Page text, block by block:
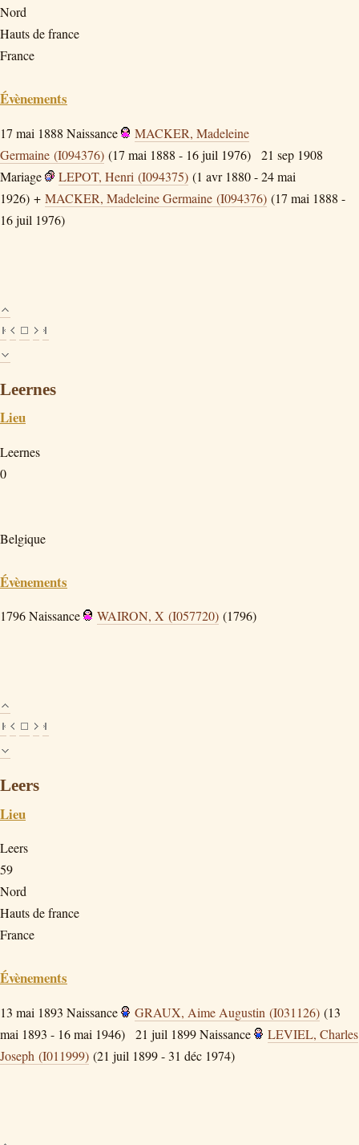
Nord
Hauts de france
France
Évènements
17 mai 1888 Naissance
MACKER, Madeleine
Germaine (I094376) (17 mai 1888 - 16 juil 1976)
21 sep 1908
Mariage
LEPOT, Henri (I094375) (1 avr 1880 - 24 mai
1926) + MACKER, Madeleine Germaine (I094376) (17 mai 1888 -
16 juil 1976)
Leernes
Lieu
Leernes
0
Belgique
Évènements
1796Naissance WAIRON, X (I057720) (1796)
Leers
Lieu
Leers
59
Nord
Hauts de france
France
Évènements
13 mai 1893 Naissance GRAUX, Aime Augustin (I031126) (13
mai 1893 - 16 mai 1946)
21 juil 1899Naissance
LEVIEL, Charles
Joseph (I011999) (21 juil 1899 - 31 déc 1974)